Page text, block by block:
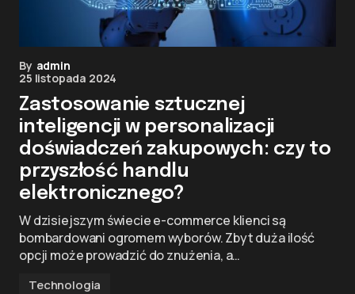
By admin
25 listopada 2024
Zastosowanie sztucznej
inteligencji w personalizacji
doświadczeń zakupowych: czy to
przyszłość handlu
elektronicznego?
W dzisiejszym świecie e-commerce klienci są
bombardowani ogromem wyborów. Zbyt duża ilość
opcji może prowadzić do znużenia, a…
Technologia